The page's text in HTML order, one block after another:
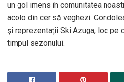
un gol imens în comunitatea
acolo din cer să veghezi.
şi reprezentaţii Ski Azuga, loc pe
timpul sezonului.